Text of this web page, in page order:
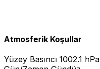
Atmosferik Koşullar
Yüzey Basıncı 1002.1 hPa